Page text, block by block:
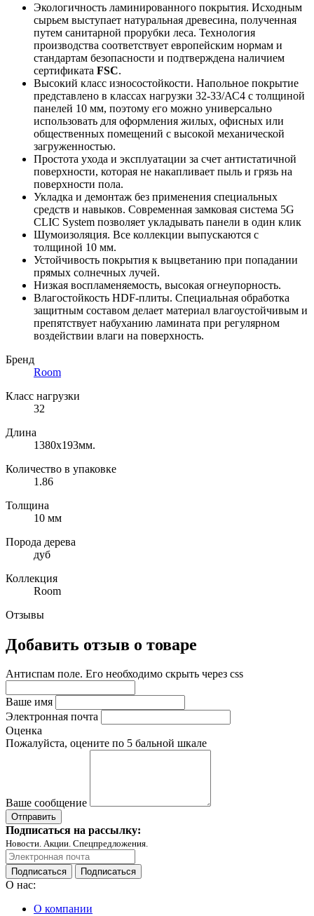
Экологичность ламинированного покрытия. Исходным
сырьем выступает натуральная древесина, полученная
путем санитарной прорубки леса. Технология
производства соответствует европейским нормам и
стандартам безопасности и подтверждена наличием
сертификата FSC.
Высокий класс износостойкости. Напольное покрытие
представлено в классах нагрузки 32-33/АС4 с толщиной
панелей 10 мм, поэтому его можно универсально
использовать для оформления жилых, офисных или
общественных помещений с высокой механической
загруженностью.
Простота ухода и эксплуатации за счет антистатичной
поверхности, которая не накапливает пыль и грязь на
поверхности пола.
Укладка и демонтаж без применения специальных
средств и навыков. Современная замковая система 5G
CLIC System позволяет укладывать панели в один клик
Шумоизоляция. Все коллекции выпускаются с
толщиной 10 мм.
Устойчивость покрытия к выцветанию при попадании
прямых солнечных лучей.
Низкая воспламеняемость, высокая огнеупорность.
Влагостойкость HDF-плиты. Специальная обработка
защитным составом делает материал влагоустойчивым и
препятствует набуханию ламината при регулярном
воздействии влаги на поверхность.
Бренд
Room
Класс нагрузки
32
Длина
1380x193мм.
Количество в упаковке
1.86
Толщина
10 мм
Порода дерева
дуб
Коллекция
Room
Отзывы
Добавить отзыв о товаре
Антиспам поле. Его необходимо скрыть через css
Ваше имя
Электронная почта
Оценка
Пожалуйста, оцените по 5 бальной шкале
Ваше сообщение
Подписаться на рассылку:
Новости. Акции. Спецпредложения.
Подписаться Подписаться
О нас:
О компании